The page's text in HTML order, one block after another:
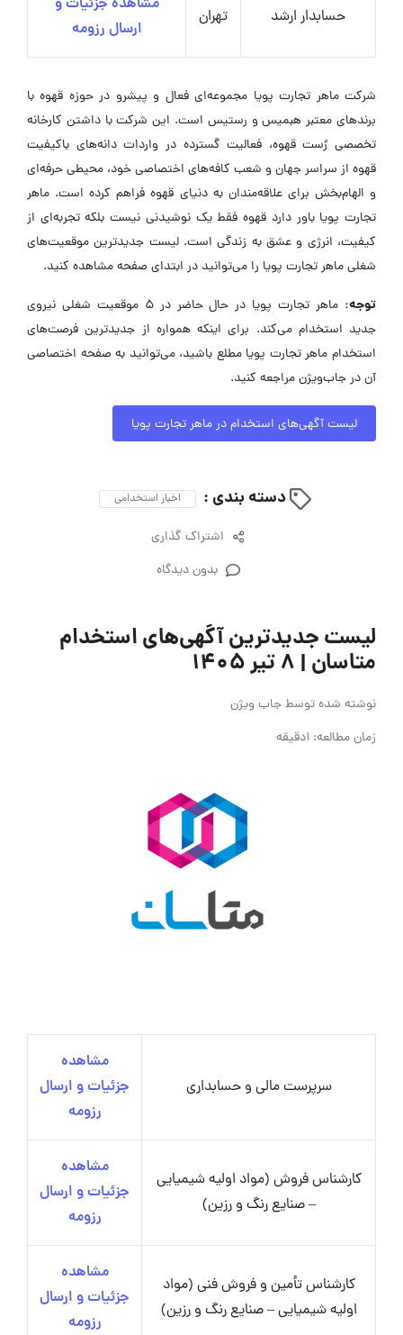
حسابدار ارشد تهران
مشاهده جزئیات و
ارسال رزومه
شرکت ماهر تجارت پویا مجموعه‌ای فعال و پیشرو در حوزه قهوه با
برندهای معتبر هبمیس و رستیس است. این شرکت با داشتن کارخانه
تخصصی رُست قهوه، فعالیت گسترده در واردات دانه‌های باکیفیت
قهوه از سراسر جهان و شعب کافه‌های اختصاصی خود، محیطی حرفه‌ای
و الهام‌بخش برای علاقه‌مندان به دنیای قهوه فراهم کرده است. ماهر
تجارت پویا باور دارد قهوه فقط یک نوشیدنی نیست بلکه تجربه‌ای از
کیفیت، انرژی و عشق به زندگی است. لیست جدیدترین موقعیت‌های
شغلی ماهر تجارت پویا را می‌توانید در ابتدای صفحه مشاهده کنید.
توجه:
ماهر تجارت پویا در حال حاضر در ۵ موقعیت شغلی نیروی
جدید استخدام می‌کند. برای اینکه همواره از جدیدترین فرصت‌های
استخدام ماهر تجارت پویا مطلع باشید، می‌توانید به صفحه اختصاصی
آن در جاب‌ویژن مراجعه کنید.
لیست آگهی‌های استخدام در ماهر تجارت پویا
دسته بندی : اخبار استخدامی
اشتراک گذاری
بدون دیدگاه
لیست جدیدترین آگهی‌های استخدام
متاسان | ۸ تیر ۱۴۰۵
نوشته شده توسطجاب ویژن
زمان مطالعه: 1دقیقه
سرپرست مالی و حسابداری
مشاهده
جزئیات و ارسال
رزومه
کارشناس فروش (مواد اولیه شیمیایی
– صنایع رنگ و رزین)
مشاهده
جزئیات و ارسال
رزومه
کارشناس تأمین و فروش فنی (مواد
اولیه شیمیایی – صنایع رنگ و رزین)
مشاهده
جزئیات و ارسال
رزومه